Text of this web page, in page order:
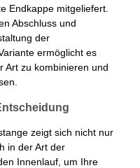
Endkappe mitgeliefert.
Abschluss und
der
ermöglicht es
Art zu kombinieren und
zeigt sich nicht nur
in der Art der
Innenlauf, um Ihre